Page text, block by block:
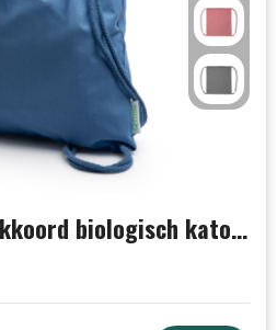
BREST tas met trekkoord biologisch katoen